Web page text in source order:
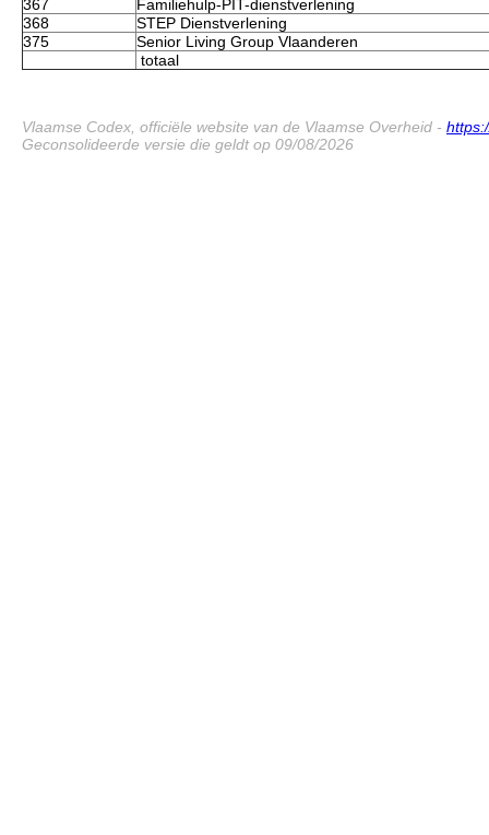
367
Familiehulp-PIT-dienstverlening
368
STEP Dienstverlening
375
Senior Living Group Vlaanderen
totaal
Vlaamse Codex, officiële website van de Vlaamse Overheid -
Geconsolideerde versie die geldt op 09/08/2026